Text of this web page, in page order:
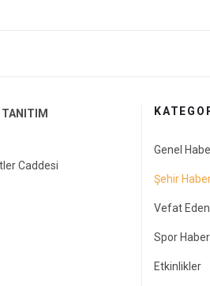
TANITIM
Caddesi
Genel
Şehir
Vefat
Spor
Etkinlikler